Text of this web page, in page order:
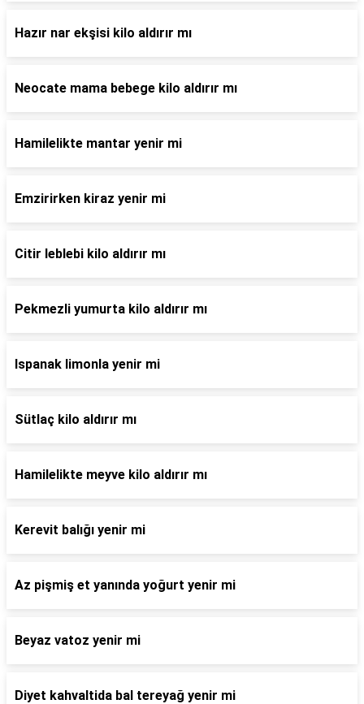
Hazır nar ekşisi kilo aldırır mı
Neocate mama bebege kilo aldırır mı
Hamilelikte mantar yenir mi
Emzirirken kiraz yenir mi
Citir leblebi kilo aldırır mı
Pekmezli yumurta kilo aldırır mı
Ispanak limonla yenir mi
Sütlaç kilo aldırır mı
Hamilelikte meyve kilo aldırır mı
Kerevit balığı yenir mi
Az pişmiş et yanında yoğurt yenir mi
Beyaz vatoz yenir mi
Diyet kahvaltida bal tereyağ yenir mi